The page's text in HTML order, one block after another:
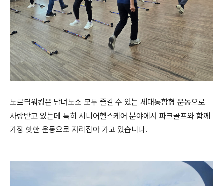
노르딕워킹은 남녀노소 모두 즐길 수 있는 세대통합형 운동으로
사랑받고 있는데 특히 시니어헬스케어 분야에서 파크골프와 함께
가장 핫한 운동으로 자리잡아 가고 있습니다.